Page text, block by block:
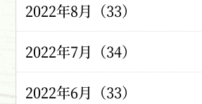
2022年8月（33）
2022年7月（34）
2022年6月（33）